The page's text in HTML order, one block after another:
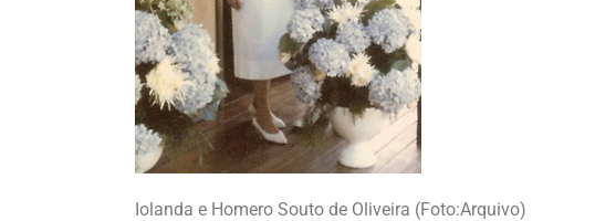
Iolanda e Homero Souto de Oliveira (Foto:Arquivo)